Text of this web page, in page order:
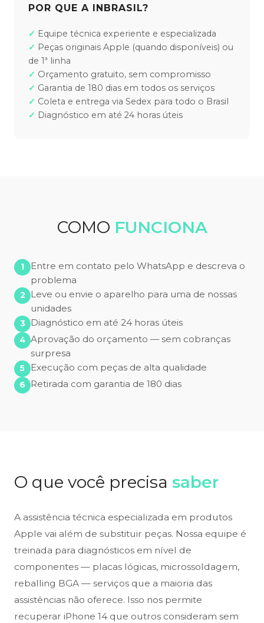
POR QUE A INBRASIL?
Equipe técnica experiente e especializada
Peças originais Apple (quando disponíveis) ou
de 1ª linha
Orçamento gratuito, sem compromisso
Garantia de 180 dias em todos os serviços
Coleta e entrega via Sedex para todo o Brasil
Diagnóstico em até 24 horas úteis
COMO FUNCIONA
Entre em contato pelo WhatsApp e descreva o
problema
Leve ou envie o aparelho para uma de nossas
unidades
Diagnóstico em até 24 horas úteis
Aprovação do orçamento — sem cobranças
surpresa
Execução com peças de alta qualidade
Retirada com garantia de 180 dias
O que você precisa saber
A assistência técnica especializada em produtos
Apple vai além de substituir peças. Nossa equipe é
treinada para diagnósticos em nível de
componentes — placas lógicas, microssoldagem,
reballing BGA — serviços que a maioria das
assistências não oferece. Isso nos permite
recuperar iPhone 14 que outros consideram sem